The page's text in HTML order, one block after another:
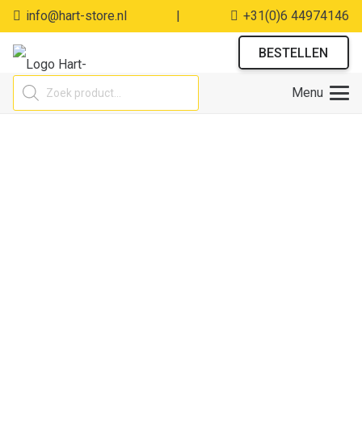
info@hart-store.nl | +31(0)6 44974146
BESTELLEN
Producten
zoeken
Menu